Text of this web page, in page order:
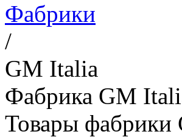
Фабрики
/
GM Italia
Фабрика GM
Товары фабрики